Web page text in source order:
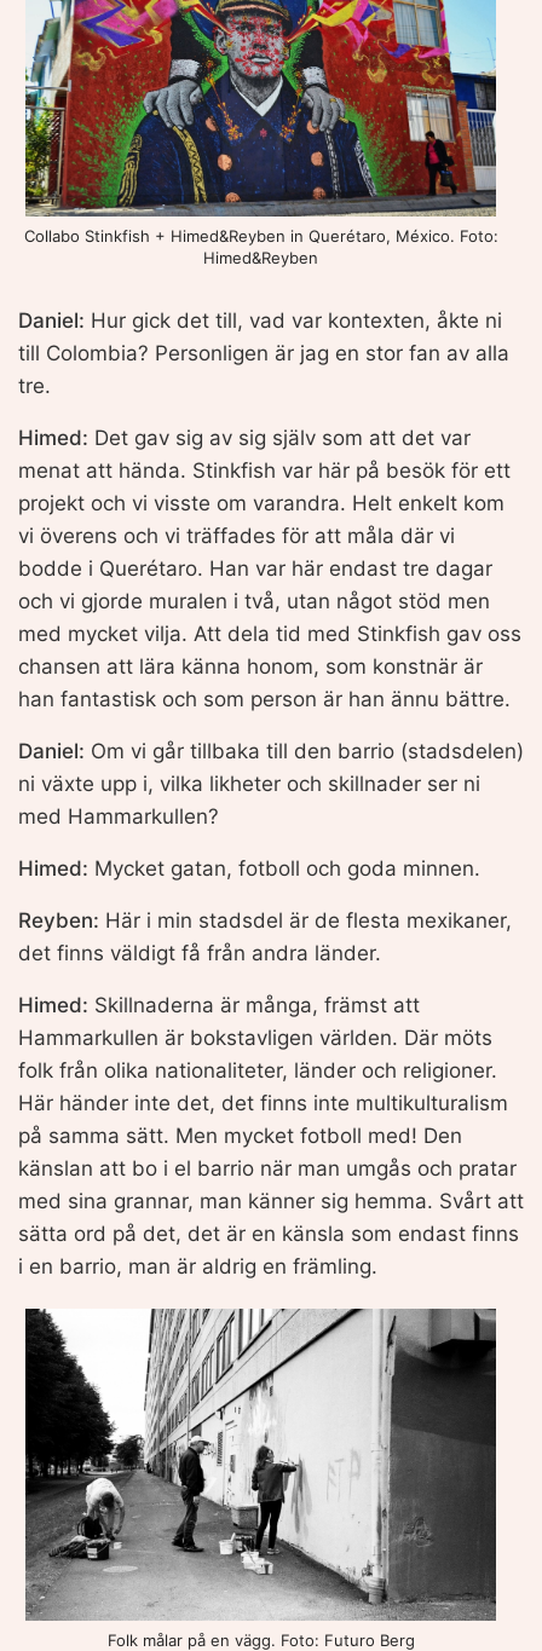
Collabo Stinkfish + Himed&Reyben in Querétaro, México. Foto:
Himed&Reyben
Daniel: Hur gick det till, vad var kontexten, åkte ni
till Colombia? Personligen är jag en stor fan av alla
tre.
Himed: Det gav sig av sig själv som att det var
menat att hända. Stinkfish var här på besök för ett
projekt och vi visste om varandra. Helt enkelt kom
vi överens och vi träffades för att måla där vi
bodde i Querétaro. Han var här endast tre dagar
och vi gjorde muralen i två, utan något stöd men
med mycket vilja. Att dela tid med Stinkfish gav oss
chansen att lära känna honom, som konstnär är
han fantastisk och som person är han ännu bättre.
Daniel: Om vi går tillbaka till den barrio (stadsdelen)
ni växte upp i, vilka likheter och skillnader ser ni
med Hammarkullen?
Himed: Mycket gatan, fotboll och goda minnen.
Reyben: Här i min stadsdel är de flesta mexikaner,
det finns väldigt få från andra länder.
Himed: Skillnaderna är många, främst att
Hammarkullen är bokstavligen världen. Där möts
folk från olika nationaliteter, länder och religioner.
Här händer inte det, det finns inte multikulturalism
på samma sätt. Men mycket fotboll med! Den
känslan att bo i el barrio när man umgås och pratar
med sina grannar, man känner sig hemma. Svårt att
sätta ord på det, det är en känsla som endast finns
i en barrio, man är aldrig en främling.
Folk målar på en vägg. Foto: Futuro Berg